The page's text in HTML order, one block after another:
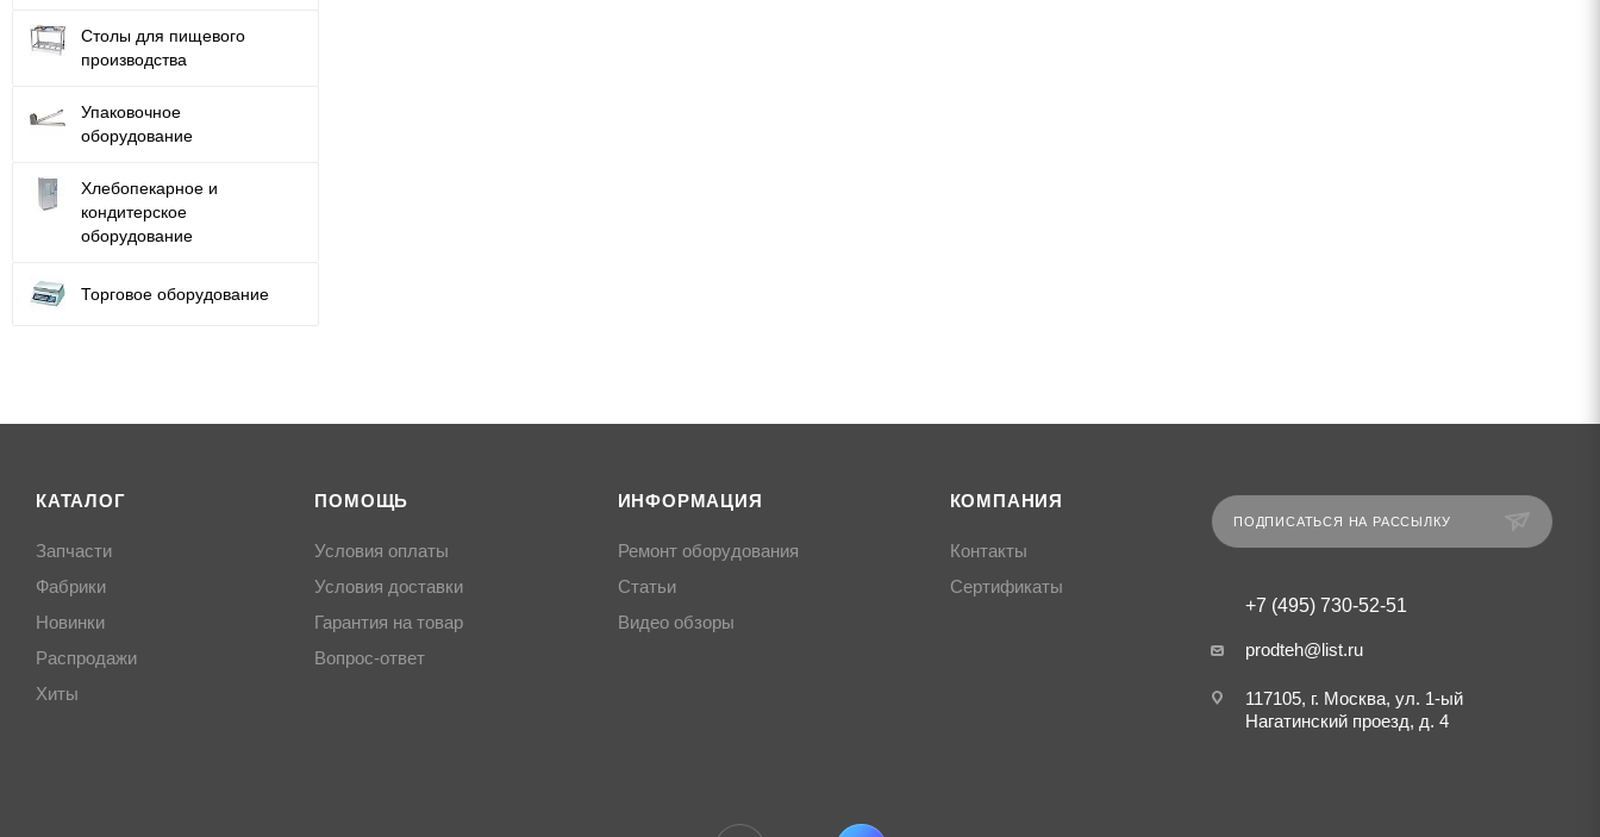
Столы для пищевого
производства
Упаковочное
оборудование
Хлебопекарное и
кондитерское
оборудование
Торговое оборудование
КАТАЛОГ
Запчасти
Фабрики
Новинки
Распродажи
Хиты
ПОМОЩЬ
Условия оплаты
Условия доставки
Гарантия на товар
Вопрос-ответ
ИНФОРМАЦИЯ
Ремонт оборудования
Статьи
Видео обзоры
КОМПАНИЯ
Контакты
Сертификаты
ПОДПИСАТЬСЯ НА РАССЫЛКУ
+7 (495) 730-52-51
prodteh@list.ru
117105, г. Москва, ул. 1-ый
Нагатинский проезд, д. 4